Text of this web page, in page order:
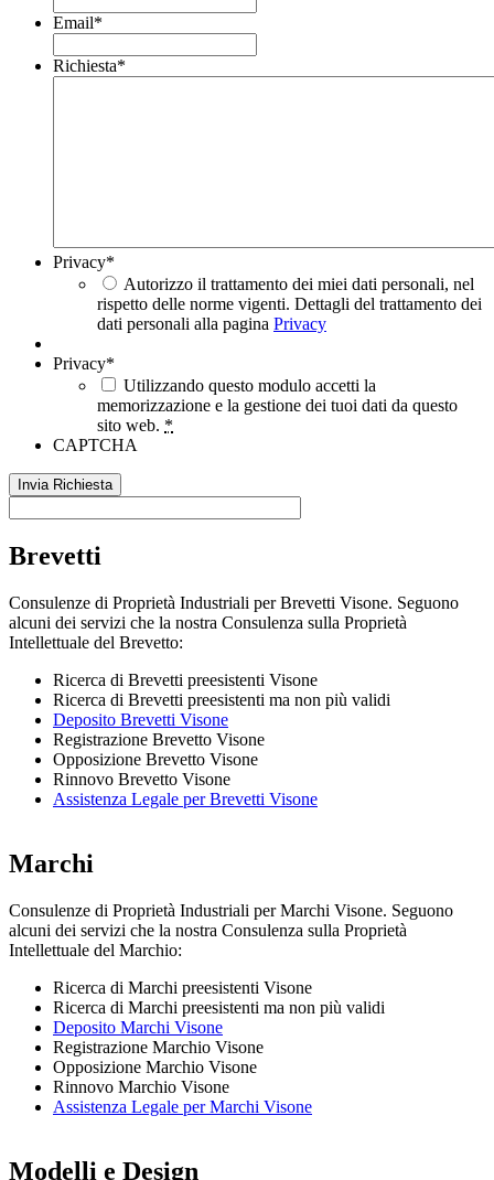
Email*
Richiesta*
Privacy*
Autorizzo il trattamento dei miei dati personali, nel
rispetto delle norme vigenti. Dettagli del trattamento dei
dati personali alla pagina Privacy
Privacy*
Utilizzando questo modulo accetti la
memorizzazione e la gestione dei tuoi dati da questo
sito web. *
CAPTCHA
Brevetti
Consulenze di Proprietà Industriali per Brevetti Visone. Seguono
alcuni dei servizi che la nostra Consulenza sulla Proprietà
Intellettuale del Brevetto:
Ricerca di Brevetti preesistenti Visone
Ricerca di Brevetti preesistenti ma non più validi
Deposito Brevetti Visone
Registrazione Brevetto Visone
Opposizione Brevetto Visone
Rinnovo Brevetto Visone
Assistenza Legale per Brevetti Visone
Marchi
Consulenze di Proprietà Industriali per Marchi Visone. Seguono
alcuni dei servizi che la nostra Consulenza sulla Proprietà
Intellettuale del Marchio:
Ricerca di Marchi preesistenti Visone
Ricerca di Marchi preesistenti ma non più validi
Deposito Marchi Visone
Registrazione Marchio Visone
Opposizione Marchio Visone
Rinnovo Marchio Visone
Assistenza Legale per Marchi Visone
Modelli e Design